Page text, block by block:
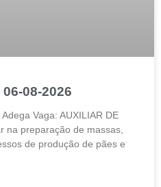
08-2026
Vaga: AUXILIAR DE
na preparação de massas,
de produção de pães e